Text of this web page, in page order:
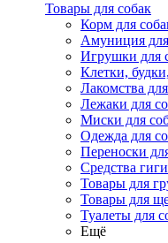
Товары для собак
Корм для
Амуниция
Игрушки для
Клетки,
Лакомства
Лежаки для
Миски для
Одежда для
Переноски
Средства
Товары для
Товары для
Туалеты для
Ещё